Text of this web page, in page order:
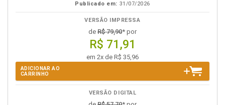
Publicado em: 31/07/2026
VERSÃO IMPRESSA
de R$ 79,90* por
R$ 71,91
em 2x de R$ 35,96
ADICIONAR AO
CARRINHO
VERSÃO DIGITAL